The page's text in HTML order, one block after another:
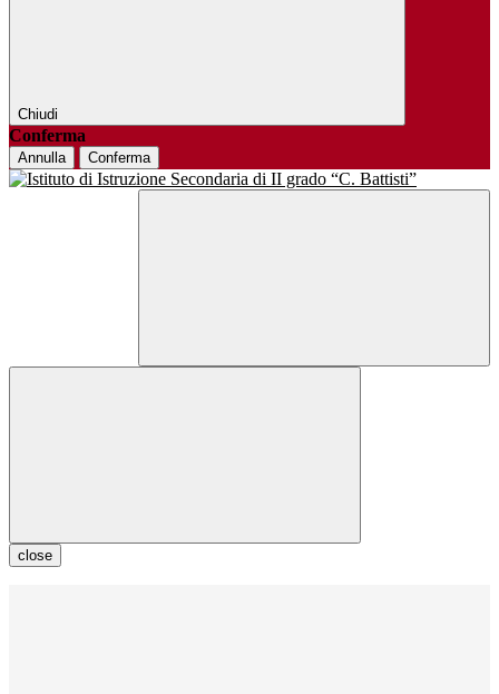
Chiudi
Conferma
Annulla Conferma
close